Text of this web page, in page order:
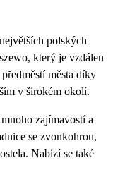
polských
který je vzdálen
města díky
v širokém okolí.
zajímavostí a
se zvonkohrou,
Nabízí se také